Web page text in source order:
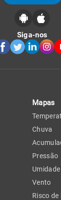
Siga-nos
Mapas
Chuva
Pressão
Vento
Risco